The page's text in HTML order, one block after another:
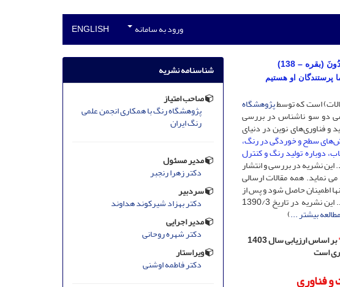
ورود به سامانه ENGLISH
– 138)
او هستیم
است که توسطپژوهشگاه
دو سو ناشناس در بررسی
و فناوری‌های نوین در دنیای
سطح و خوردگی در رنگ،
دوباره تولید رنگ و کنترل
این نشریه در بررسی و انتشار
نماید. همه مقالات ارسالی
اطمینان حاصل شود و پس از
آن توسط داوران معتبر و مجرب به دقت مورد ارزیابی قرار می گیرند. این نشریه در تاریخ 1390/3
مطالعه بیشتر ...)
بر اساس ارزیابی سال 1403
است
فناوری
شناسنامه نشریه
صاحب امتیاز
پژوهشگاه رنگ با همکاری انجمن علمی
رنگ ایران
مدیر مسئول
دکتر زهرا رنجبر
سردبیر
دکتر بهزاد شیرکوند هداوند
مدیر اجرایی
دکتر شهره روحانی
ویراستار
دکتر فاطمه اوشنی